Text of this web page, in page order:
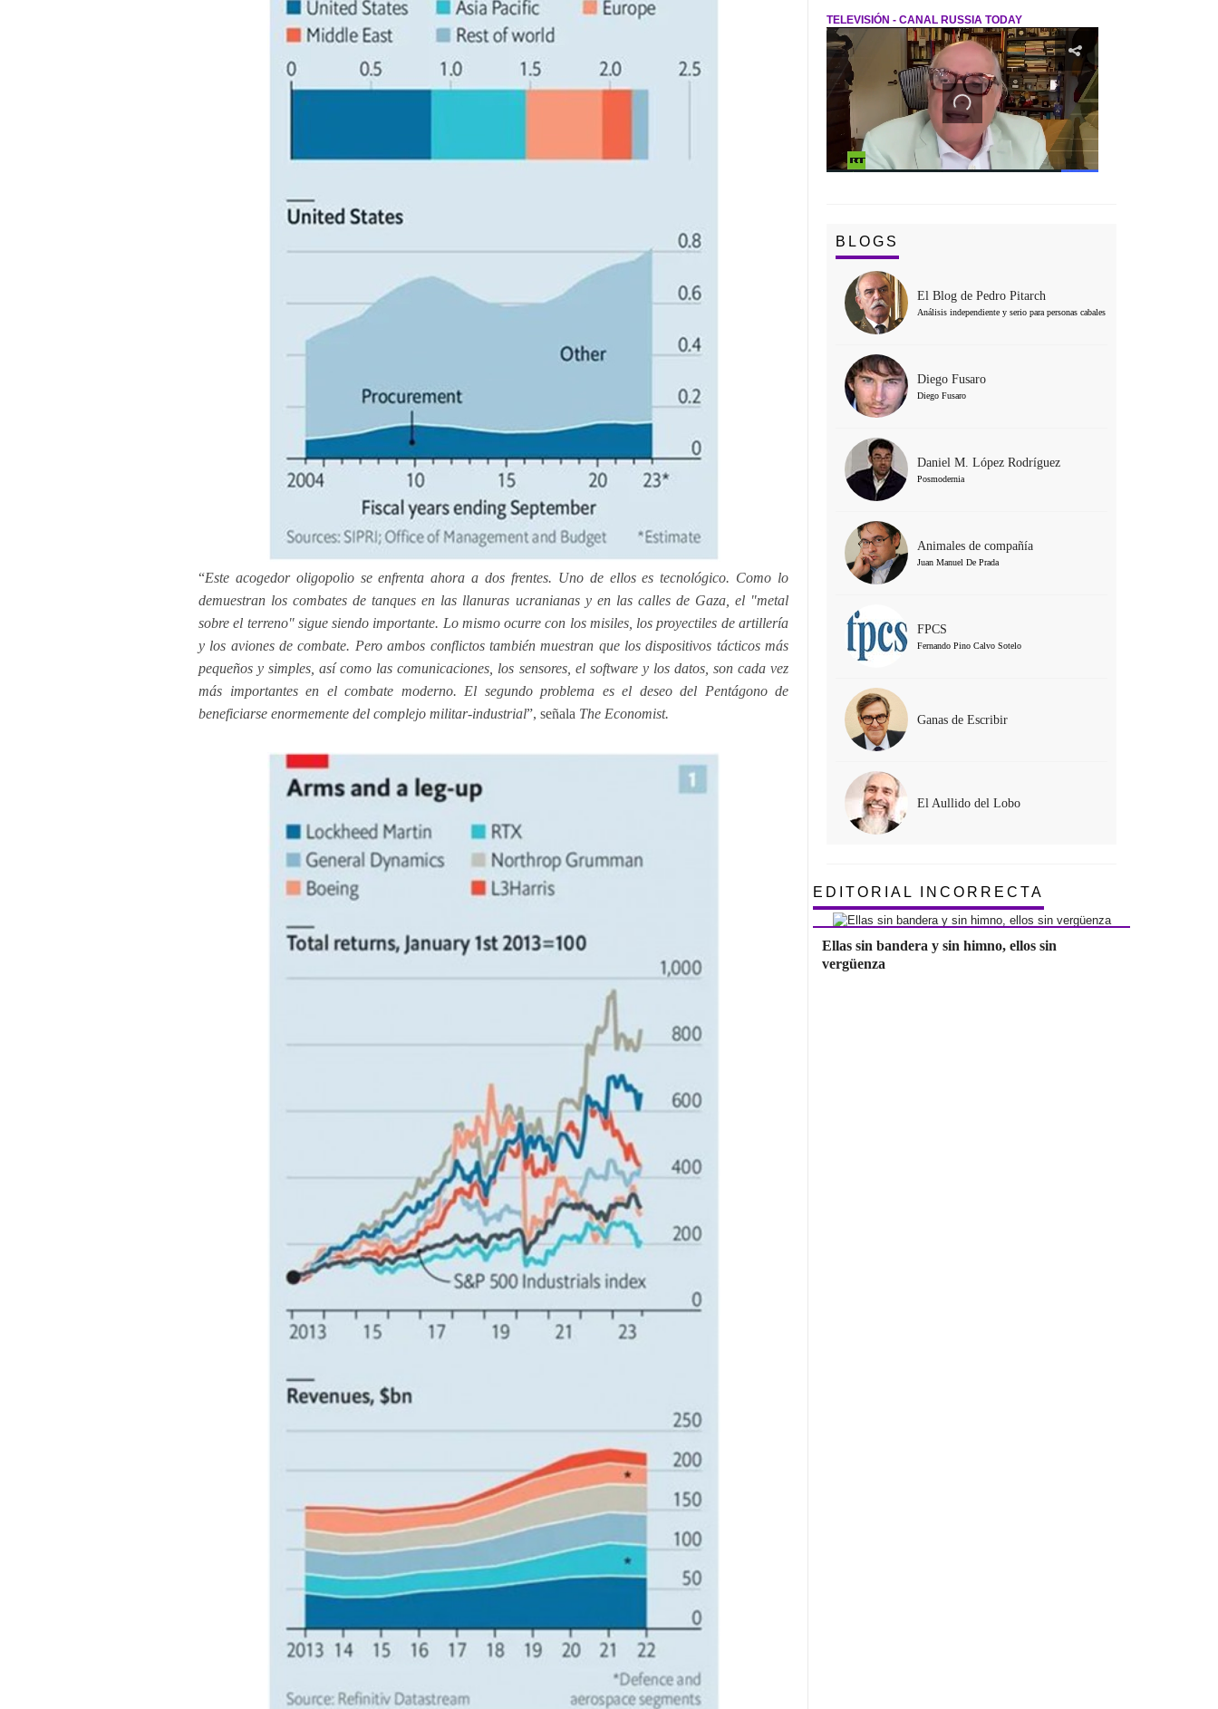
“Este acogedor oligopolio se enfrenta ahora a dos frentes. Uno de ellos es tecnológico. Como lo
demuestran los combates de tanques en las llanuras ucranianas y en las calles de Gaza, el "metal
sobre el terreno" sigue siendo importante. Lo mismo ocurre con los misiles, los proyectiles de artillería
y los aviones de combate. Pero ambos conflictos también muestran que los dispositivos tácticos más
pequeños y simples, así como las comunicaciones, los sensores, el software y los datos, son cada vez
más importantes en el combate moderno. El segundo problema es el deseo del Pentágono de
beneficiarse enormemente del complejo militar-industrial”, señala The Economist.
TELEVISIÓN - CANAL RUSSIA TODAY
BLOGS
El Blog de Pedro Pitarch
Análisis independiente y serio para personas cabales
Diego Fusaro
Diego Fusaro
Daniel M. López Rodríguez
Posmodernia
Animales de compañía
Juan Manuel De Prada
FPCS
Fernando Pino Calvo Sotelo
Ganas de Escribir
El Aullido del Lobo
EDITORIAL INCORRECTA
Ellas sin bandera y sin himno, ellos sin
vergüenza